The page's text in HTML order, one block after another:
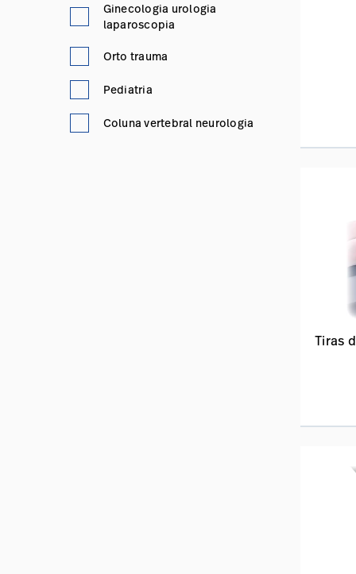
Ginecologia urologia
laparoscopia
Orto trauma
Pediatria
Coluna vertebral neurologia
Tiras